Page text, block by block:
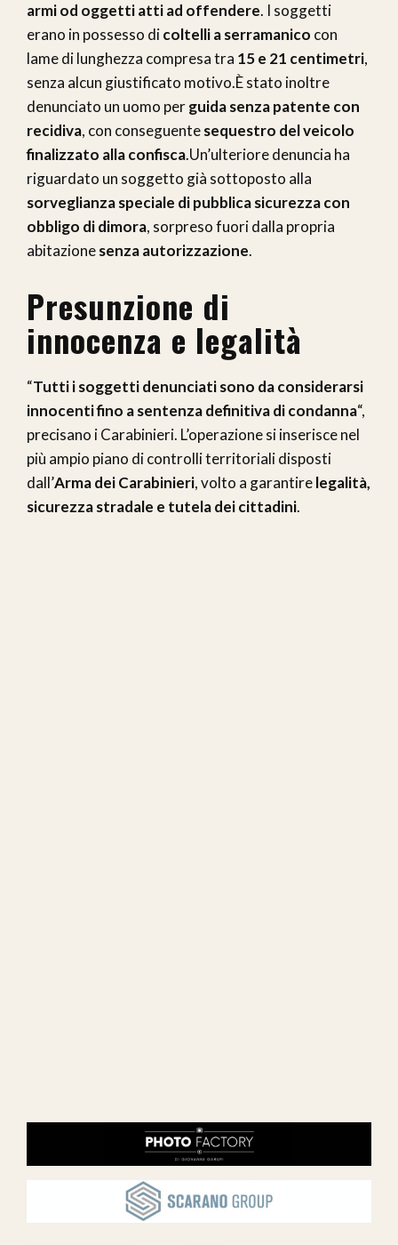
armi od oggetti atti ad offendere. I soggetti
erano in possesso dicoltelli a serramanico con
lame di lunghezza compresa tra 15 e 21 centimetri,
senza alcun giustificato motivo.È stato inoltre
denunciato un uomo perguida senza patente con
recidiva, con conseguentesequestro del veicolo
finalizzato alla confisca.Un’ulteriore denuncia ha
riguardato un soggetto già sottoposto alla
sorveglianza speciale di pubblica sicurezza con
obbligo di dimora, sorpreso fuori dalla propria
abitazionesenza autorizzazione.
Presunzione di
innocenza e legalità
“Tutti i soggetti denunciati sono da considerarsi
innocenti fino a sentenza definitiva di condanna“,
precisano i Carabinieri. L’operazione si inserisce nel
più ampio piano di controlli territoriali disposti
dall’Arma dei Carabinieri, volto a garantirelegalità,
sicurezza stradale e tutela dei cittadini.